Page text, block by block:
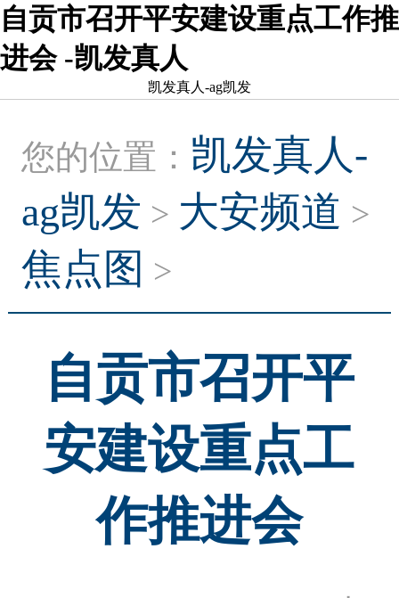
自贡市召开平安建设重点工作推
进会 -凯发真人
凯发真人-ag凯发
您的位置： 凯发真人-
ag凯发 > 大安频道 >
焦点图 >
自贡市召开平
安建设重点工
作推进会